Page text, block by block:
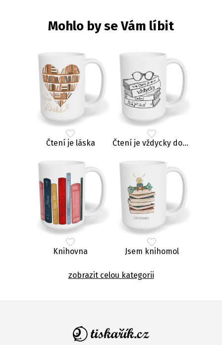
Mohlo by se Vám líbit
Čtení je láska Čtení je vždycky dobrý nápad
Knihovna Jsem knihomol
zobrazit celou kategorii